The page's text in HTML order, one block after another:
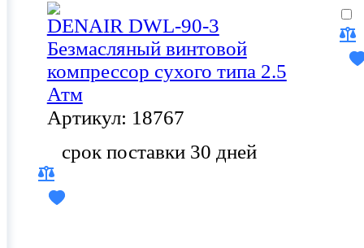
DENAIR DWL-90-3
Безмасляный винтовой
компрессор сухого типа 2.5
Атм
Артикул: 18767
срок поставки 30 дней